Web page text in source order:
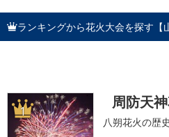
ランキングから花火大会を探す【
1 周防天
八朔花火の歴